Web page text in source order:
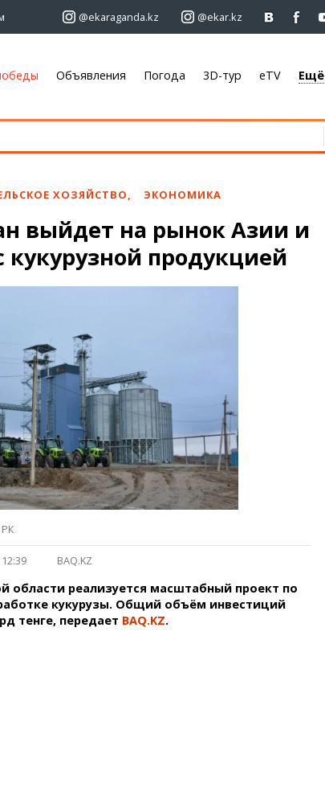
@ekaraganda.kz @ekar.kz
Объявления
Автомобили
Услуги
Электроника
Мебель
Караганда
Темиртау
Балхаш
Жезказган
Справочник
Расписание транспорта
Каталог компаний
Объявления Погода 3D-тур eTV Ещё
ХОЗЯЙСТВО, ЭКОНОМИКА
выйдет на рынок Азии и
кукурузной продукцией
12:39 BAQ.KZ
области реализуется масштабный проект по
кукурузы. Общий объём инвестиций
тенге, передает BAQ.KZ.